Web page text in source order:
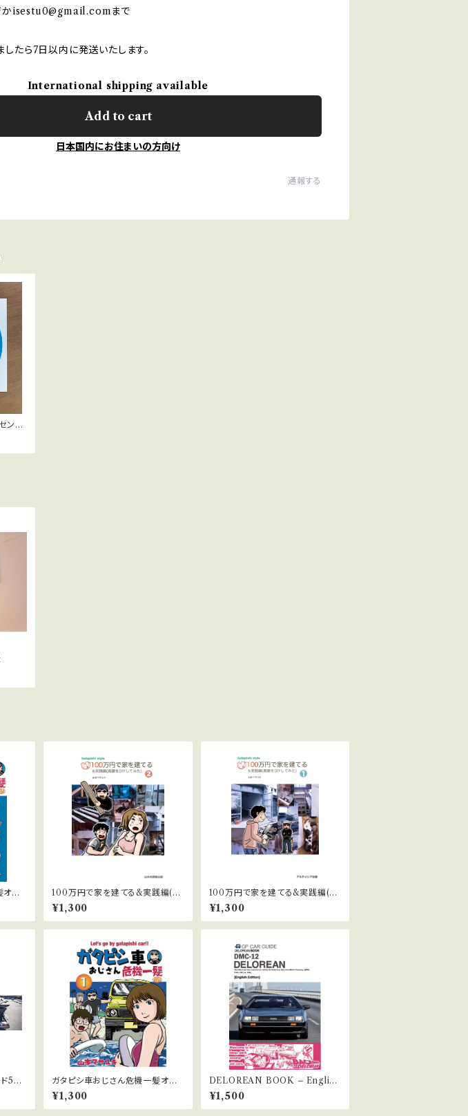
isestu0@gmail.comまで
たら7日以内に発送いたします。
International shipping available
Add to cart
日本国内にお住まいの方向け
通報する
ンチ
オリ
100万円で家を建てる&実践編(廃
屋をDIYしてみた2巻/送料無料/
完結
¥1,300
100万円で家を建てる&実践編(廃
屋をDIYしてみた)1巻/送料無料/
¥1,300
5枚
ガタピシ車おじさん危機一髪オリ
ジナル1巻・送料無料
¥1,300
DELOREAN BOOK – English
Edition（英語版）
¥1,500